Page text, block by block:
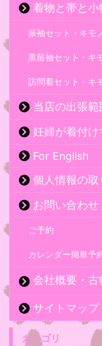
着物と帯と
振袖セット・キモ
黒留袖セット・キ
訪問着セット・キ
当店の出張範
妊婦が着付
For English
個人情報の取
お問い合わせ
ご予約
カレンダー簡単予
会社概要・
サイトマップ
カテゴリ